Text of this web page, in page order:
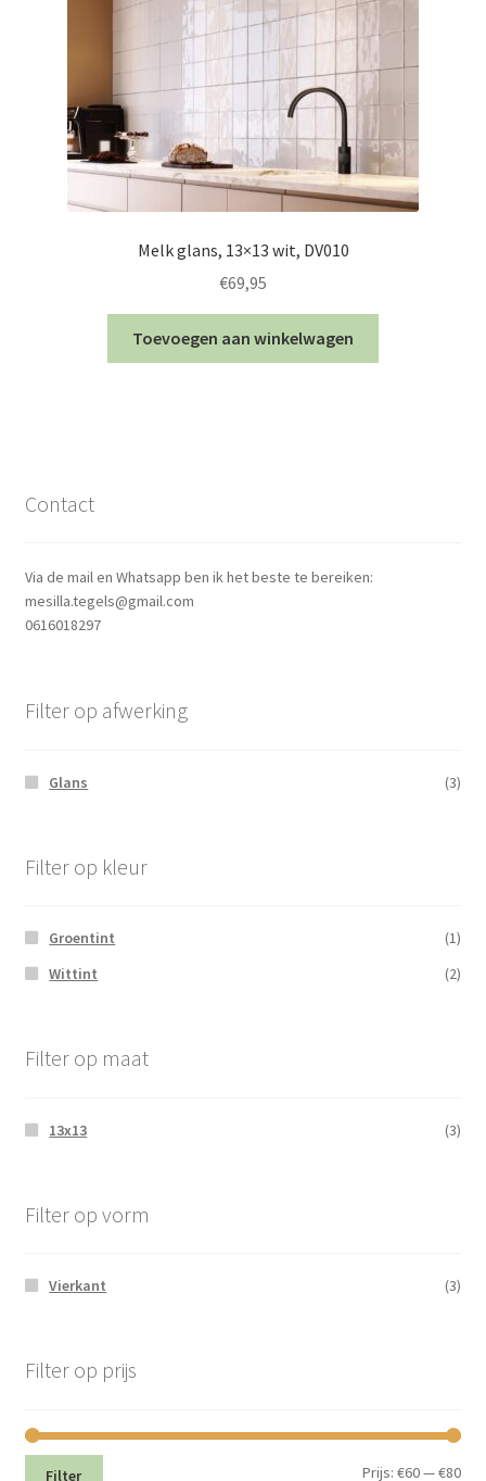
Melk glans, 13×13 wit, DV010
€69,95
Toevoegen aan winkelwagen
Contact
Via de mail en Whatsapp ben ik het beste te bereiken:
mesilla.tegels@gmail.com
0616018297
Filter op afwerking
Glans (3)
Filter op kleur
Groentint
(1)
Wittint
(2)
Filter op maat
13x13 (3)
Filter op vorm
Vierkant (3)
Filter op prijs
Min.
Filter Prijs:€60—€80